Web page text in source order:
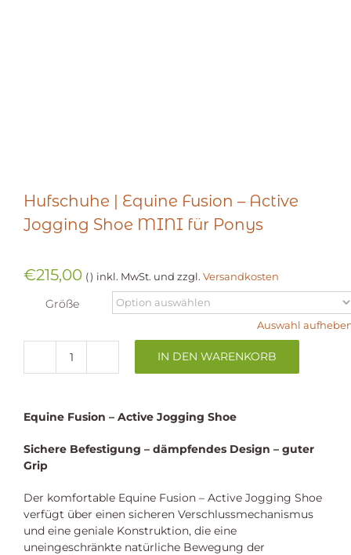
Hufschuhe | Equine Fusion – Active
Jogging Shoe MINI für Ponys
€215,00 inkl. MwSt. und zzgl. Versandkosten
Größe
Auswahl
Hufschuhe
Fusion
Active
MINI
für
Ponys
Menge
IN DEN WARENKORB
Equine Fusion – Active Jogging Shoe
Sichere Befestigung – dämpfendes Design – guter
Grip
Der komfortable Equine Fusion – Active Jogging Shoe
verfügt über einen sicheren Verschlussmechanismus
und eine geniale Konstruktion, die eine
uneingeschränkte natürliche Bewegung der